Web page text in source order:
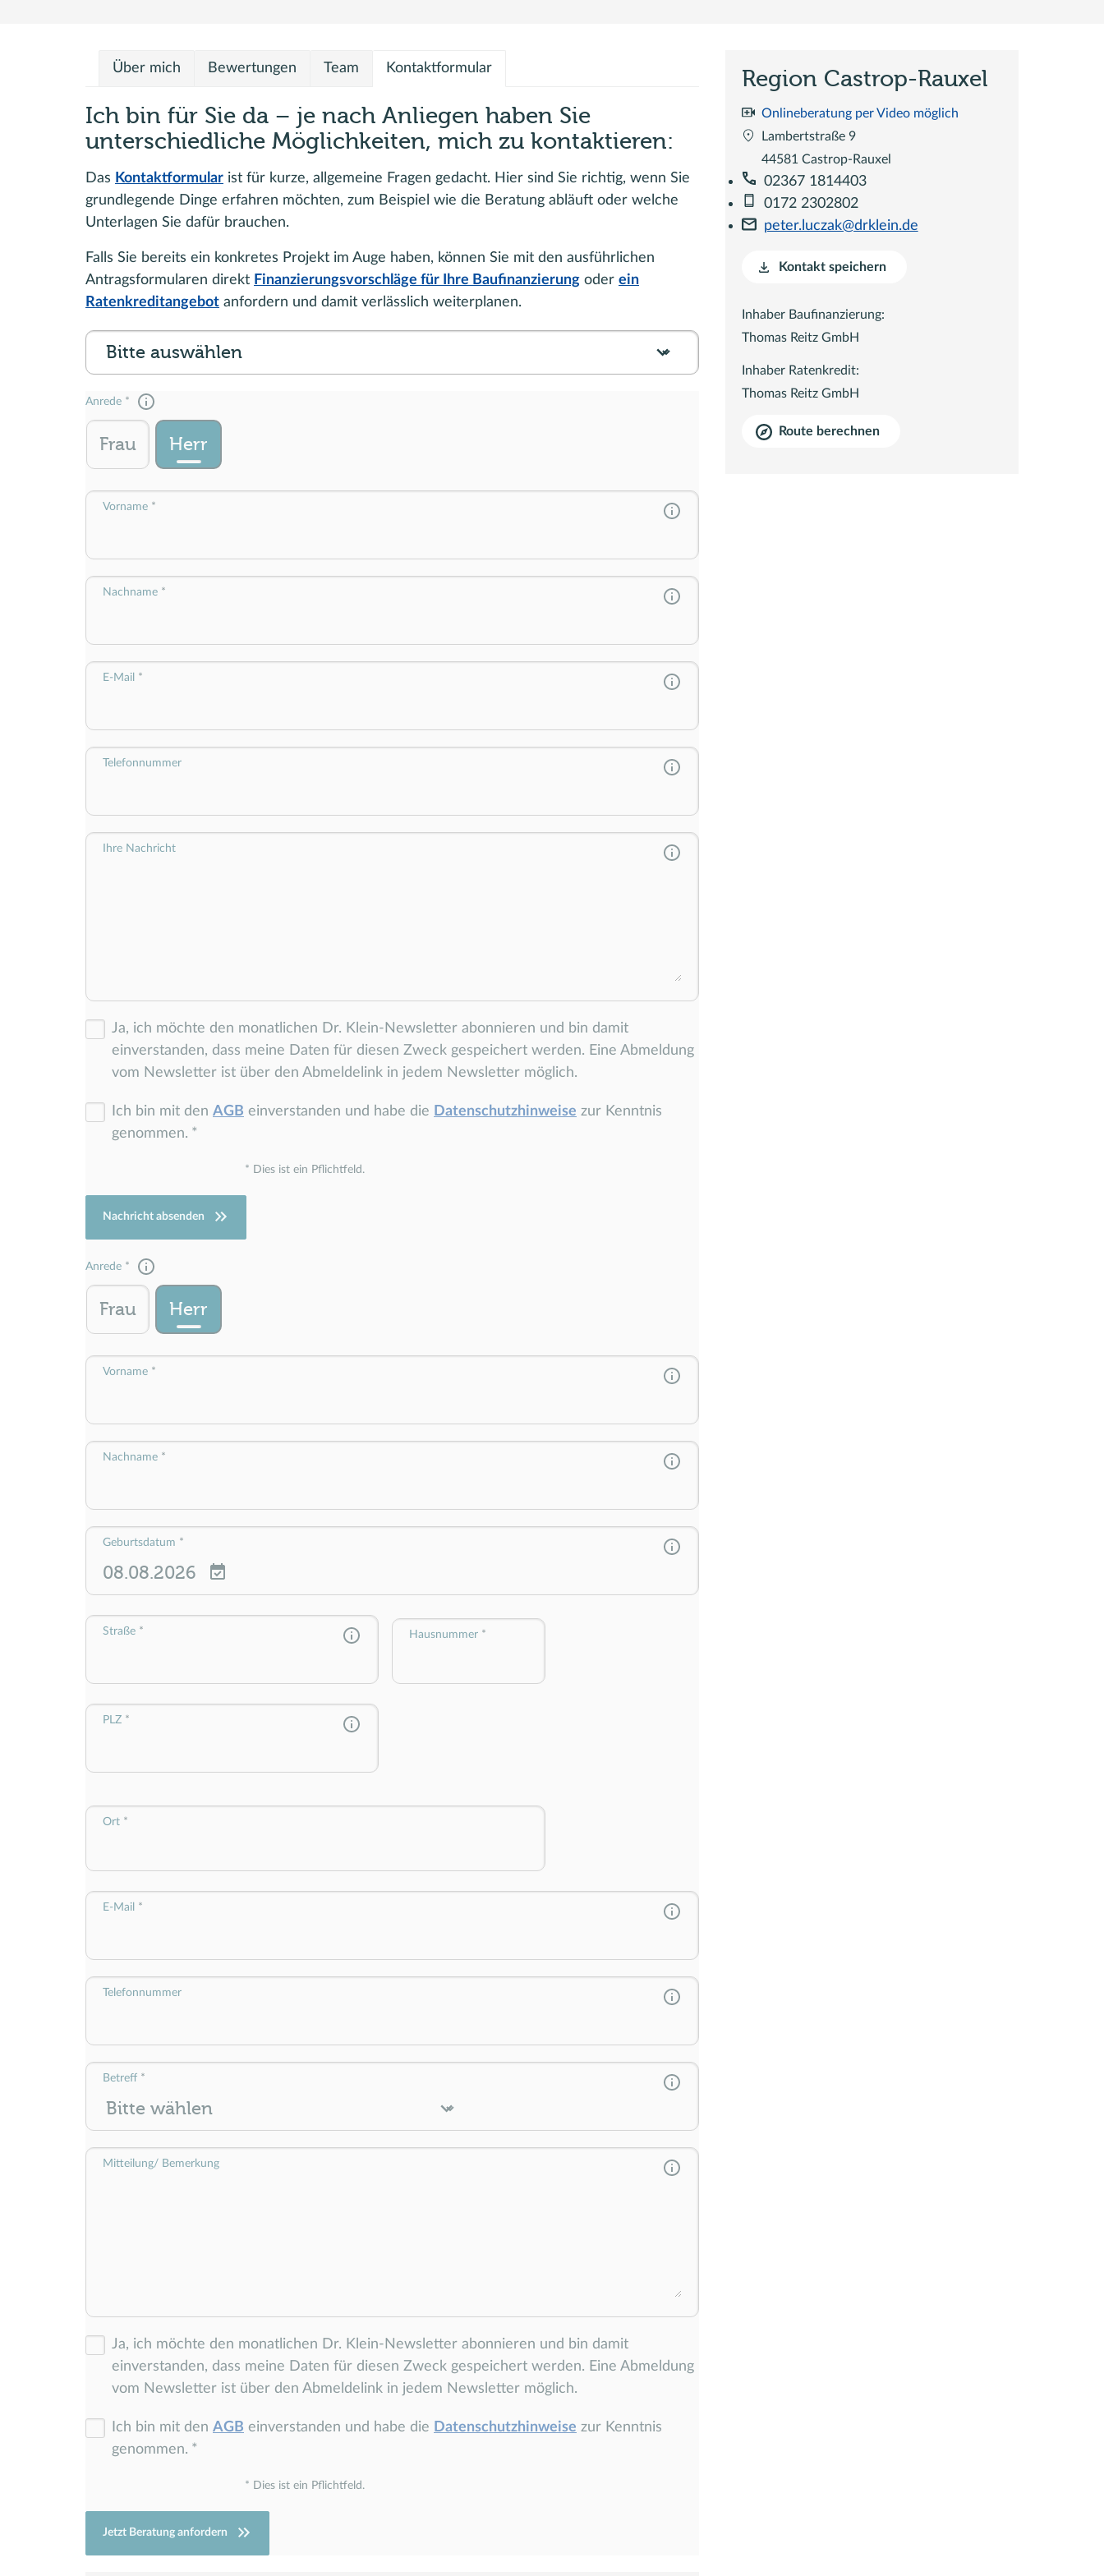
Über mich Bewertungen Team Kontaktformular
Ich bin für Sie da – je nach Anliegen haben Sie
unterschiedliche Möglichkeiten, mich zu kontaktieren:
Das Kontaktformular ist für kurze, allgemeine Fragen gedacht. Hier sind Sie richtig, wenn Sie
grundlegende Dinge erfahren möchten, zum Beispiel wie die Beratung abläuft oder welche
Unterlagen Sie dafür brauchen.
Falls Sie bereits ein konkretes Projekt im Auge haben, können Sie mit den ausführlichen
Antragsformularen direkt Finanzierungsvorschläge für Ihre Baufinanzierung oder ein
Ratenkreditangebot anfordern und damit verlässlich weiterplanen.
Anrede
Frau Herr
Vorname
Nachname
E-Mail
Telefonnummer
Ihre Nachricht
Ja, ich möchte den monatlichen Dr. Klein-Newsletter abonnieren und bin damit
einverstanden, dass meine Daten für diesen Zweck gespeichert werden. Eine Abmeldung
vom Newsletter ist über den Abmeldelink in jedem Newsletter möglich.
Ich bin mit den AGB einverstanden und habe die Datenschutzhinweise zur Kenntnis
genommen.
Dies ist ein Pflichtfeld.
Nachricht absenden
Anrede
Frau Herr
Vorname
Nachname
Geburtsdatum
Straße Hausnummer
PLZ
Ort
E-Mail
Telefonnummer
Betreff
Mitteilung/ Bemerkung
Ja, ich möchte den monatlichen Dr. Klein-Newsletter abonnieren und bin damit
einverstanden, dass meine Daten für diesen Zweck gespeichert werden. Eine Abmeldung
vom Newsletter ist über den Abmeldelink in jedem Newsletter möglich.
Ich bin mit den AGB einverstanden und habe die Datenschutzhinweise zur Kenntnis
genommen.
Dies ist ein Pflichtfeld.
Jetzt Beratung anfordern
Region Castrop-Rauxel
Onlineberatung per Video möglich
Lambertstraße 9
44581 Castrop-Rauxel
02367 1814403
0172 2302802
peter.luczak@drklein.de
Kontakt speichern
Inhaber Baufinanzierung:
Thomas Reitz GmbH
Inhaber Ratenkredit:
Thomas Reitz GmbH
Route berechnen